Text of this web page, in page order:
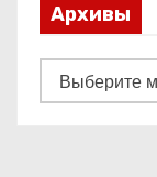
Архивы
р